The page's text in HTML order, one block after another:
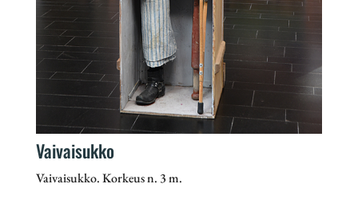
Vaivaisukko
Vaivaisukko. Korkeus n. 3 m.